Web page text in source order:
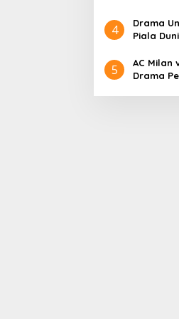
18
4
Drama
Piala
Irlandia
Laga
5
AC Milan
Drama